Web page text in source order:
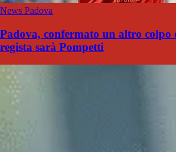
News Padova
Padova, confermato un altro colpo
regista sarà Pompetti